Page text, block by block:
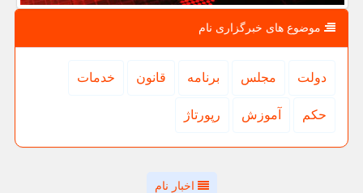
موضوع های خبرگزاری نام
دولت مجلس برنامه قانون خدمات
حكم آموزش رپورتاژ
اخبار نام